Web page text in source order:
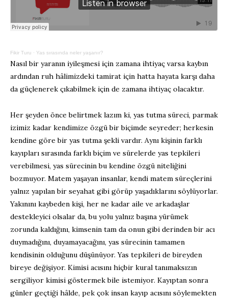
Fikir Turu · Yas sırasında neler yaşanır?
Nasıl bir yaranın iyileşmesi için zamana ihtiyaç varsa kaybın
ardından ruh hâlimizdeki tamirat için hatta hayata karşı daha
da güçlenerek çıkabilmek için de zamana ihtiyaç olacaktır.
Her şeyden önce belirtmek lazım ki, yas tutma süreci, parmak
izimiz kadar kendimize özgü bir biçimde seyreder; herkesin
kendine göre bir yas tutma şekli vardır. Aynı kişinin farklı
kayıpları sırasında farklı biçim ve sürelerde yas tepkileri
verebilmesi, yas sürecinin bu kendine özgü niteliğini
bozmuyor. Matem yaşayan insanlar, kendi matem süreçlerini
yalnız yapılan bir seyahat gibi görüp yaşadıklarını söylüyorlar.
Yakınını kaybeden kişi, her ne kadar aile ve arkadaşlar
destekleyici olsalar da, bu yolu yalnız başına yürümek
zorunda kaldığını, kimsenin tam da onun gibi derinden bir acı
duymadığını, duyamayacağını, yas sürecinin tamamen
kendisinin olduğunu düşünüyor. Yas tepkileri de bireyden
bireye değişiyor. Kimisi acısını hiçbir kural tanımaksızın
sergiliyor kimisi göstermek bile istemiyor. Kayıptan sonra
günler geçtiği hâlde, pek çok insan kayıp acısını söylemekten